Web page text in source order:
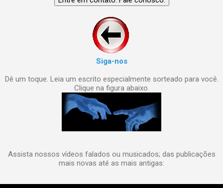
Siga-nos
Dê um toque. Leia um escrito especialmente sorteado para você.
Clique na figura abaixo.
Assista nossos vídeos falados ou musicados; das publicações
mais novas até as mais antigas: